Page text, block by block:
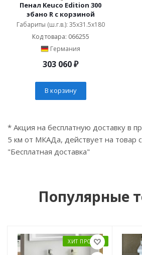
Пенал Keuco Edition 300
эбано R с корзиной
Габариты (ш.г.в.): 35x31.5x180
Код товара: 066255
Германия
303 060₽
В корзину
* Акция на бесплатную доставку в
5 км от МКАДа, действует на товар
"Бесплатная доставка"
Популярные
ХИТ ПРОДАЖ